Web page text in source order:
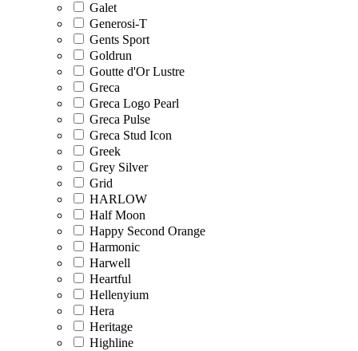
Galet
Generosi-T
Gents Sport
Goldrun
Goutte d'Or Lustre
Greca
Greca Logo Pearl
Greca Pulse
Greca Stud Icon
Greek
Grey Silver
Grid
HARLOW
Half Moon
Happy Second Orange
Harmonic
Harwell
Heartful
Hellenyium
Hera
Heritage
Highline